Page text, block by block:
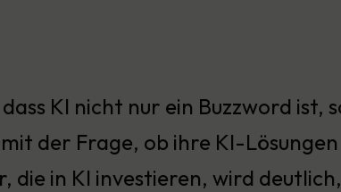
KI nicht nur ein Buzzword ist,
der Frage, ob ihre KI-Lösungen
die in KI investieren, wird